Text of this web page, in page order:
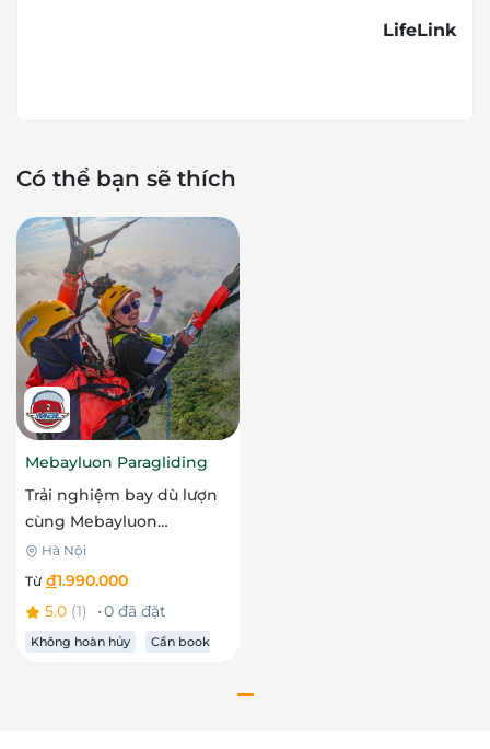
LifeLink
Có thể bạn sẽ thích
Mebayluon Paragliding
Trải nghiệm bay dù lượn
cùng Mebayluon
Paragliding - Viên Nam
Hà Nội
Từ đ1.990.000
5.0 (1) 0 đã đặt
Không hoàn hủy
Cần book